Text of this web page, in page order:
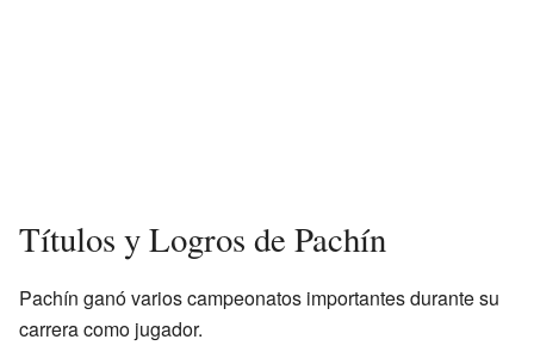
Títulos y Logros de Pachín
Pachín ganó varios campeonatos importantes durante su
carrera como jugador.